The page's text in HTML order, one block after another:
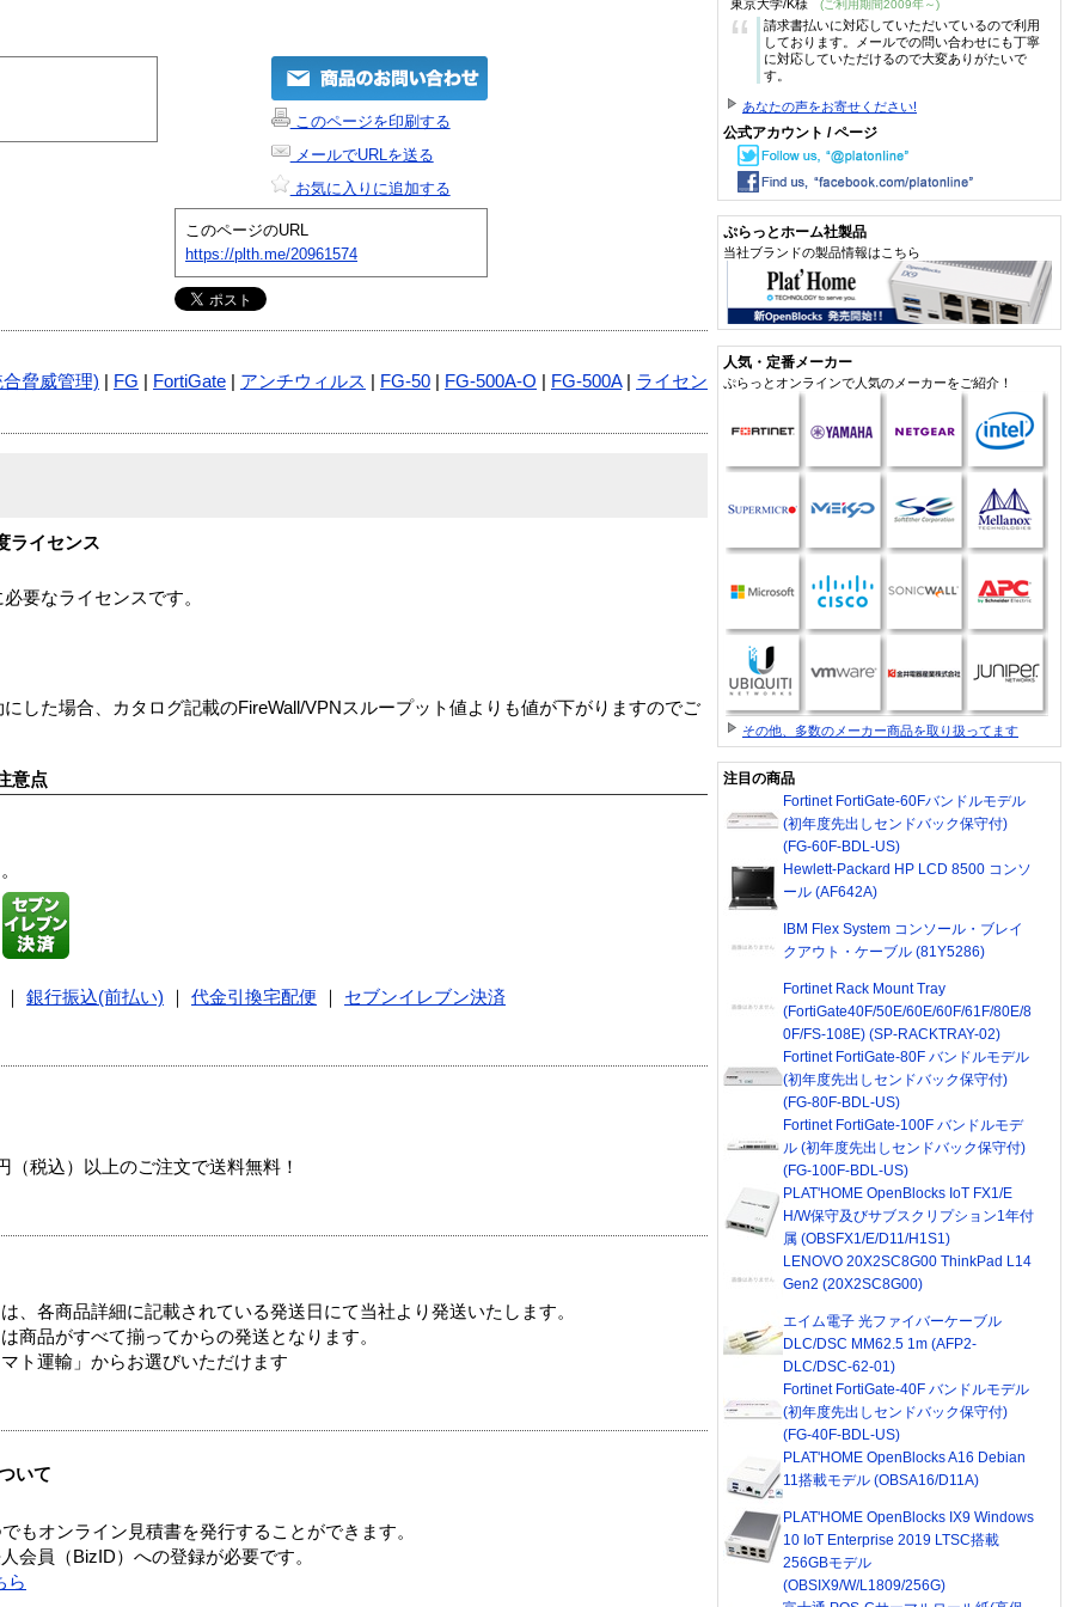
このページを印刷する
メールでURLを送る
お気に入りに追加する
このページのURL
https://plth.me/20961574
脅威管理) FG FortiGate アンチウィルス FG-50 FG-500A-O FG-500A| ライセン
ライセンス
要なライセンスです。
した場合、カタログ記載のFireWall/VPNスループット値よりも値が下がりますのでご
意点
銀行振込(前払い) 代金引換宅配便 セブンイレブン決済
税込）以上のご注文で送料無料！
、各商品詳細に記載されている発送日にて当社より発送いたします。
商品がすべて揃ってからの発送となります。
ト運輸」からお選びいただけます
いて
もオンライン見積書を発行することができます。
会員（BizID）への登録が必要です。
ら
東京大学/K様 (ご利用期間2009年～)
“
請求書払いに対応していただいているので利用
しております。メールでの問い合わせにも丁寧
に対応していただけるので大変ありがたいで
す。
あなたの声をお寄せください!
公式アカウント / ページ
ぷらっとホーム社製品
当社ブランドの製品情報はこちら
人気・定番メーカー
ぷらっとオンラインで人気のメーカーをご紹介！
その他、多数のメーカー商品を取り扱ってます
注目の商品
Fortinet FortiGate-60Fバンドルモデル
(初年度先出しセンドバック保守付)
(FG-60F-BDL-US)
Hewlett-Packard HP LCD 8500 コンソ
ール (AF642A)
IBM Flex System コンソール・ブレイ
クアウト・ケーブル (81Y5286)
Fortinet Rack Mount Tray
(FortiGate40F/50E/60E/60F/61F/80E/8
0F/FS-108E) (SP-RACKTRAY-02)
Fortinet FortiGate-80F バンドルモデル
(初年度先出しセンドバック保守付)
(FG-80F-BDL-US)
Fortinet FortiGate-100F バンドルモデ
ル (初年度先出しセンドバック保守付)
(FG-100F-BDL-US)
PLAT'HOME OpenBlocks IoT FX1/E
H/W保守及びサブスクリプション1年付
属 (OBSFX1/E/D11/H1S1)
LENOVO 20X2SC8G00 ThinkPad L14
Gen2 (20X2SC8G00)
エイム電子 光ファイバーケーブル
DLC/DSC MM62.5 1m (AFP2-
DLC/DSC-62-01)
Fortinet FortiGate-40F バンドルモデル
(初年度先出しセンドバック保守付)
(FG-40F-BDL-US)
PLAT'HOME OpenBlocks A16 Debian
11搭載モデル (OBSA16/D11A)
PLAT'HOME OpenBlocks IX9 Windows
10 IoT Enterprise 2019 LTSC搭載
256GBモデル
(OBSIX9/W/L1809/256G)